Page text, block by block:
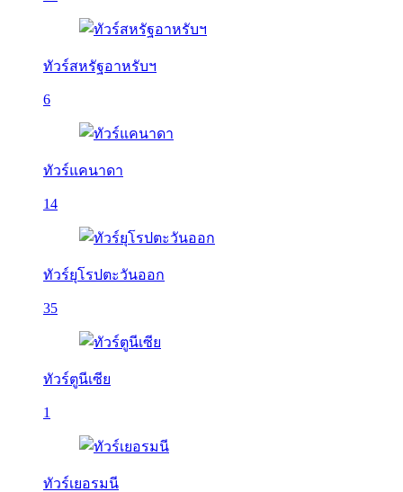
ทัวร์สหรัฐอาหรับฯ
6
ทัวร์แคนาดา
14
ทัวร์ยุโรปตะวันออก
35
ทัวร์ตูนีเซีย
1
ทัวร์เยอรมนี